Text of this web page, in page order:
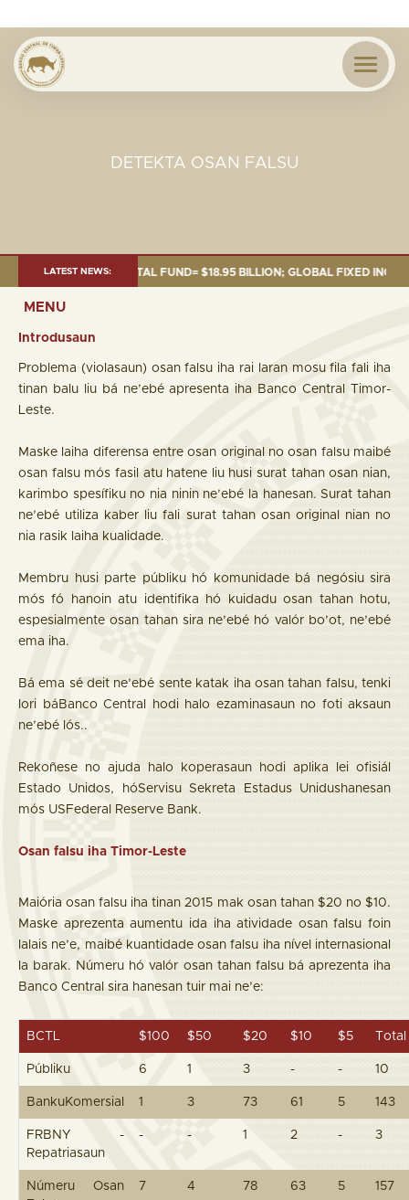
DETEKTA OSAN FALSU
LATEST NEWS:
30 SEP. 2025: TOTAL FUND= $18.95 BILLION; GLOBAL FIXED
MENU
Introdusaun
Problema (violasaun) osan falsu iha rai laran mosu fila fali iha
tinan balu liu bá ne’ebé apresenta iha Banco Central Timor-
Leste.
Maske laiha diferensa entre osan original no osan falsu maibé
osan falsu mós fasil atu hatene liu husi surat tahan osan nian,
karimbo spesífiku no nia ninin ne’ebé la hanesan. Surat tahan
ne’ebé utiliza kaber liu fali surat tahan osan original nian no
nia rasik laiha kualidade.
Membru husi parte públiku hó komunidade bá negósiu sira
mós fó hanoin atu identifika hó kuidadu osan tahan hotu,
espesialmente osan tahan sira ne’ebé hó valór bo’ot, ne’ebé
ema iha.
Bá ema sé deit ne’ebé sente katak iha osan tahan falsu, tenki
lori báBanco Central hodi halo ezaminasaun no foti aksaun
ne’ebé lós..
Rekoñese no ajuda halo koperasaun hodi aplika lei ofisiál
Estado Unidos, hóServisu Sekreta Estadus Unidushanesan
mós USFederal Reserve Bank.
Osan falsu iha Timor-Leste
Maiória osan falsu iha tinan 2015 mak osan tahan $20 no $10.
Maske aprezenta aumentu ida iha atividade osan falsu foin
lalais ne’e, maibé kuantidade osan falsu iha nível internasional
la barak. Númeru hó valór osan tahan falsu bá aprezenta iha
Banco Central sira hanesan tuir mai ne’e:
BCTL $100 $50 $20 $10 $5 Total
Públiku 6 1 3 - - 10
BankuKomersial 1 3 73 61 5 143
FRBNY -
Repatriasaun
- - 1 2 - 3
Númeru Osan
7 4 78 63 5 157